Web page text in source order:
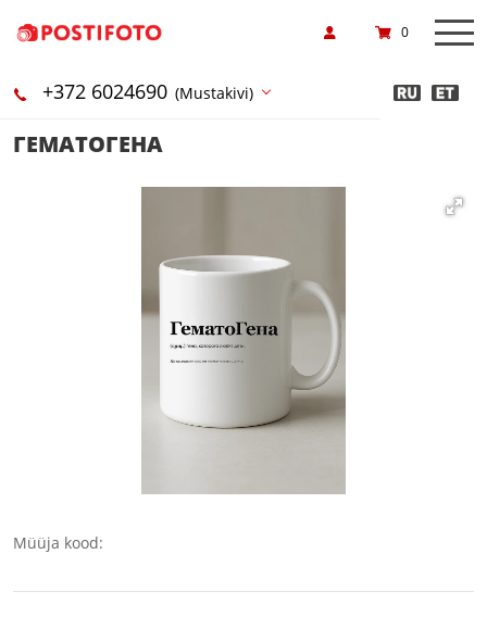
+372 6024690 (Mustakivi)
0
ГЕМАТОГЕНА
Müüja kood: